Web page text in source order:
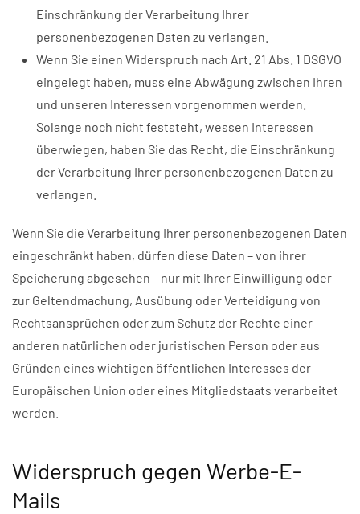
Einschränkung der Verarbeitung Ihrer
personenbezogenen Daten zu verlangen.
Wenn Sie einen Widerspruch nach Art. 21 Abs. 1 DSGVO
eingelegt haben, muss eine Abwägung zwischen Ihren
und unseren Interessen vorgenommen werden.
Solange noch nicht feststeht, wessen Interessen
überwiegen, haben Sie das Recht, die Einschränkung
der Verarbeitung Ihrer personenbezogenen Daten zu
verlangen.
Wenn Sie die Verarbeitung Ihrer personenbezogenen Daten
eingeschränkt haben, dürfen diese Daten – von ihrer
Speicherung abgesehen – nur mit Ihrer Einwilligung oder
zur Geltendmachung, Ausübung oder Verteidigung von
Rechtsansprüchen oder zum Schutz der Rechte einer
anderen natürlichen oder juristischen Person oder aus
Gründen eines wichtigen öffentlichen Interesses der
Europäischen Union oder eines Mitgliedstaats verarbeitet
werden.
Widerspruch gegen Werbe-E-
Mails